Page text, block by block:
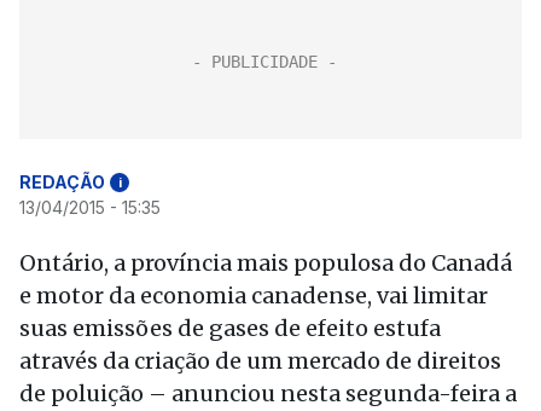
REDAÇÃO i
13/04/2015 - 15:35
Ontário, a província mais populosa do Canadá
e motor da economia canadense, vai limitar
suas emissões de gases de efeito estufa
através da criação de um mercado de direitos
de poluição – anunciou nesta segunda-feira a